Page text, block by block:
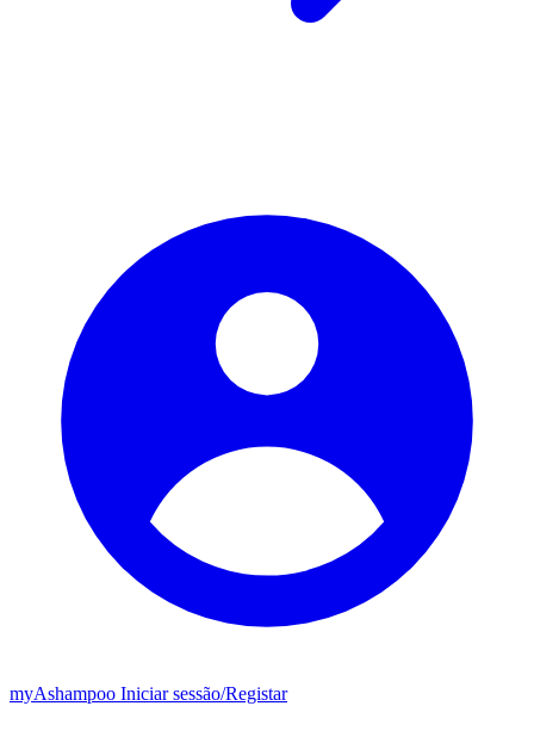
myAshampoo Iniciar sessão/Registar